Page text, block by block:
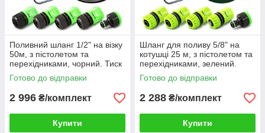
Поливний шланг 1/2" на візку
50м, з пістолетом та
перехідниками, чорний. Тиск
до 8 бар (комплект поливу)
Готово до відправки
2 996 ₴/комплект
Купити
Шланг для поливу 5/8" на
котушці 25 м, з пістолетом та
перехідниками, зелений.
Тиск до 6 бар (комплект)
Готово до відправки
2 288 ₴/комплект
Купити